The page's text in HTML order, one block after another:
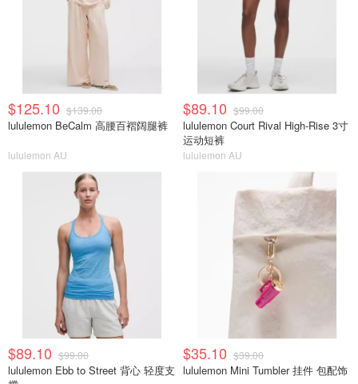
$125.10 $139.00
lululemon BeCalm 高腰百褶阔腿裤
lululemon AU
$89.10 $99.00
lululemon Court Rival High-Rise 3寸
运动短裤
lululemon AU
$89.10 $99.00
lululemon Ebb to Street 背心 轻度支
$35.10 $39.00
lululemon Mini Tumbler 挂件 包配饰